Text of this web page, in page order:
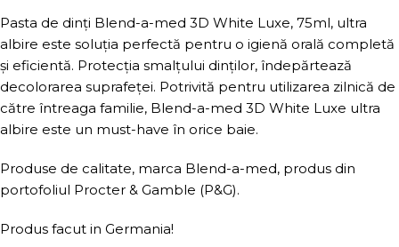
Pasta de dinți Blend-a-med 3D White Luxe, 75ml, ultra
albire este soluția perfectă pentru o igienă orală completă
și eficientă. Protecția smalțului dinților, îndepărtează
decolorarea suprafeței. Potrivită pentru utilizarea zilnică de
către întreaga familie, Blend-a-med 3D White Luxe ultra
albire este un must-have în orice baie.
Produse de calitate, marca Blend-a-med, produs din
portofoliul Procter & Gamble (P&G).
Produs facut in Germania!